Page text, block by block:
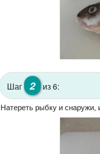
Шаг 2 из 6:
Натереть рыбку и